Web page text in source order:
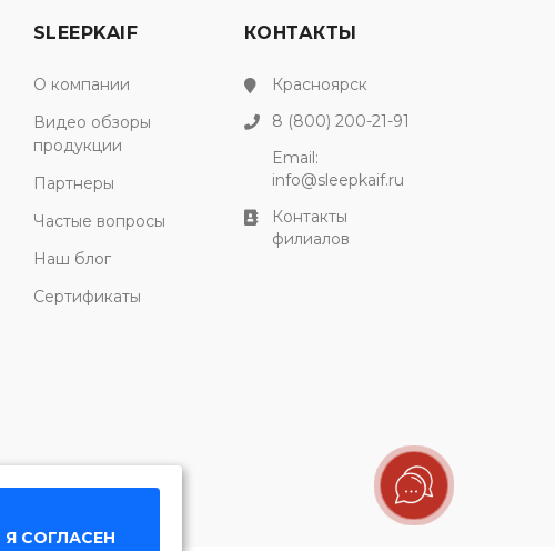
Я СОГЛАСЕН
SLEEPKAIF
О компании
Видео обзоры
продукции
Партнеры
Частые вопросы
Наш блог
Сертификаты
КОНТАКТЫ
Красноярск
8 (800) 200-21-91
Email:
info@sleepkaif.ru
Контакты
филиалов